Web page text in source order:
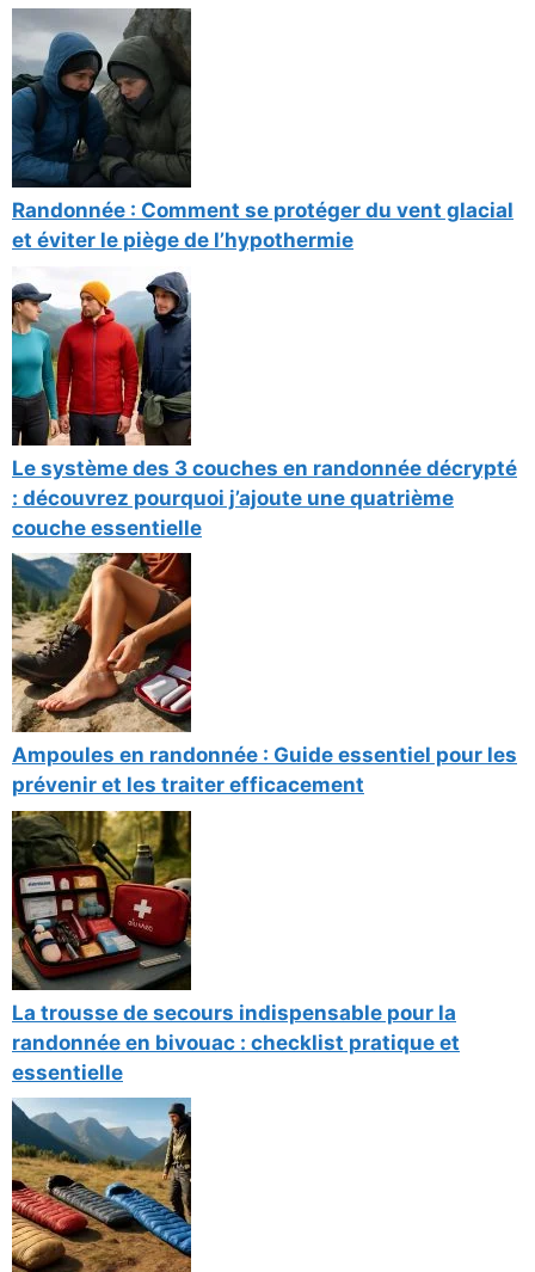
Randonnée : Comment se protéger du vent glacial
et éviter le piège de l’hypothermie
Le système des 3 couches en randonnée décrypté
: découvrez pourquoi j’ajoute une quatrième
couche essentielle
Ampoules en randonnée : Guide essentiel pour les
prévenir et les traiter efficacement
La trousse de secours indispensable pour la
randonnée en bivouac : checklist pratique et
essentielle